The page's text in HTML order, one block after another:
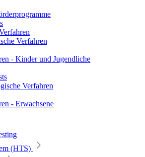
Verfahren
- Kinder und Jugendliche
Verfahren
- Erwachsene
(HTS)